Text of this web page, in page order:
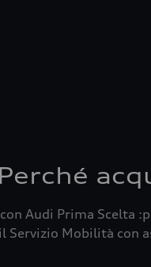
Perché
con Audi Prima
Servizio Mobilità con